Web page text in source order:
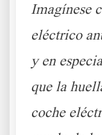
Imagínese
eléctrico
y en
que la
coche